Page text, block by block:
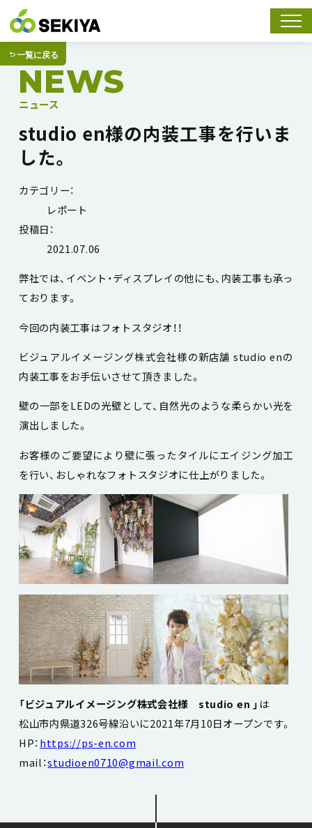
スマ
一覧に戻る
NEWS
ニュース
studio en様の内装工事を行いま
した。
カテゴリー：
レポート
投稿日：
2021.07.06
弊社では、イベント・ディスプレイの他にも、内装工事も承っ
ております。
今回の内装工事はフォトスタジオ！！
ビジュアルイメージング株式会社様の新店舗 studio enの
内装工事をお手伝いさせて頂きました。
壁の一部をLEDの光壁として、自然光のような柔らかい光を
演出しました。
お客様のご要望により壁に張ったタイルにエイジング加工
を行い、おしゃれなフォトスタジオに仕上がりました。
「ビジュアルイメージング株式会社様 studio en 」 は
松山市内県道326号線沿いに2021年7月10日オープンです。
HP：https://ps-en.com
mail：studioen0710@gmail.com